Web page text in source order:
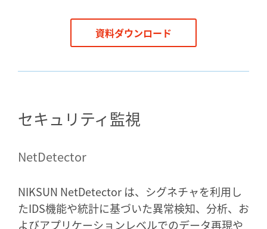
資料ダウンロード
セキュリティ監視
NetDetector
NIKSUN NetDetector は、シグネチャを利用し
たIDS機能や統計に基づいた異常検知、分析、お
よびアプリケーションレベルでのデータ再現や